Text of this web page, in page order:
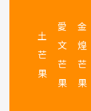
土
芒
果
愛
文
芒
果
金
煌
芒
果